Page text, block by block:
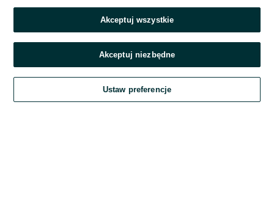
Nie pamiętasz hasła?
Zaloguj się
Kontynuując za pośrednictwem jednego z dostawców wskazanych powyżej,
Regulamin serwisu OLX.pl w jego aktualnym brzmieniu.
Akceptuj wszystkie
Akceptuj niezbędne
Ustaw preferencje